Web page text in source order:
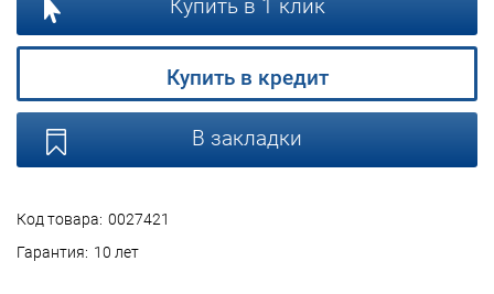
Код товара: 0027421
Гарантия: 10 лет
Купить в 1 клик
Купить в кредит
В закладки